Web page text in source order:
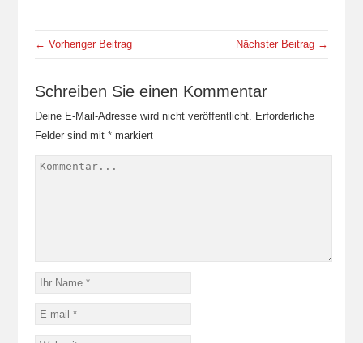
← Vorheriger Beitrag Nächster Beitrag →
Schreiben Sie einen Kommentar
Deine E-Mail-Adresse wird nicht veröffentlicht. Erforderliche
Felder sind mit *markiert